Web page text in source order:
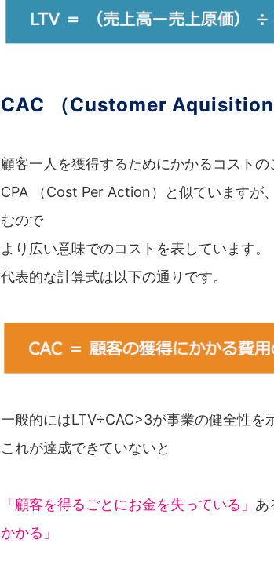
CAC （Customer Aquisition
顧客一人を獲得するためにかかるコストの
CPA （Cost Per Action）と似ていますが
むので
より広い意味でのコストを表しています。
代表的な計算式は以下の通りです。
一般的にはLTV÷CAC>3が事業の健全性を
これが達成できていないと
「顧客を得るごとにお金を失っている」 あ
かかる」